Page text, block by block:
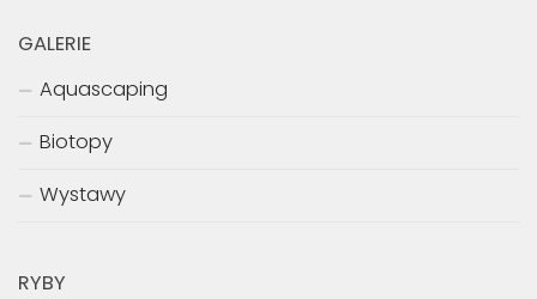
GALERIE
Aquascaping
Biotopy
Wystawy
RYBY